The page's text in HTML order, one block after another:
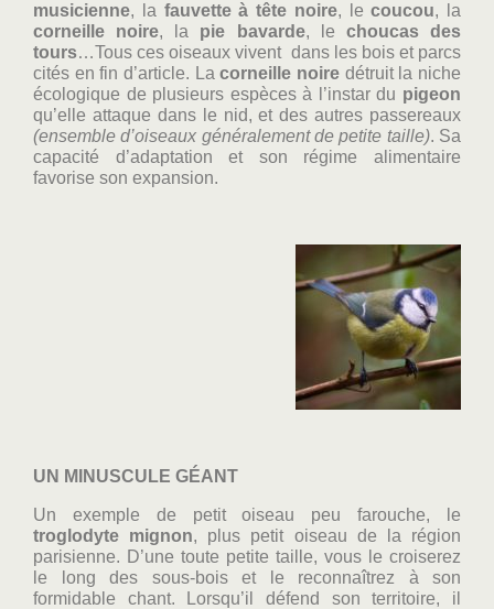
musicienne, la fauvette à tête noire, lecoucou, la
corneille noire, la pie bavarde, le choucas des
tours…Tous ces oiseaux vivent dans les bois et parcs
cités en fin d’article. Lacorneille noire détruit la niche
écologique de plusieurs espèces à l’instar du pigeon
qu’elle attaque dans le nid, et des autres passereaux
(ensemble d’oiseaux généralement de petite taille). Sa
capacité d’adaptation et son régime alimentaire
favorise son expansion.
UN MINUSCULE GÉANT
Un exemple de petit oiseau peu farouche, le
troglodyte mignon, plus petit oiseau de la région
parisienne. D’une toute petite taille, vous le croiserez
le long des sous-bois et le reconnaîtrez à son
formidable chant. Lorsqu’il défend son territoire, il